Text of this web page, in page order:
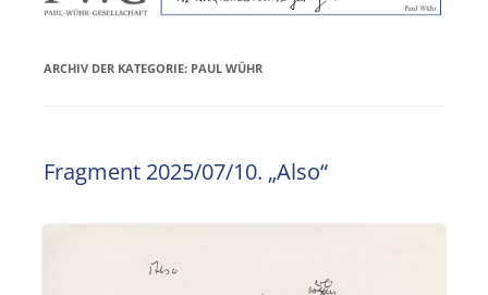
ARCHIV DER KATEGORIE: PAUL WÜHR
Fragment 2025/07/10. „Also“